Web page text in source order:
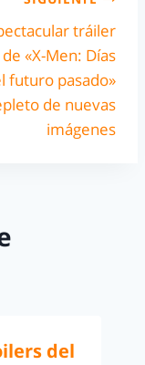
tráiler
«X-Men: Días
futuro pasado»
de nuevas
imágenes
del